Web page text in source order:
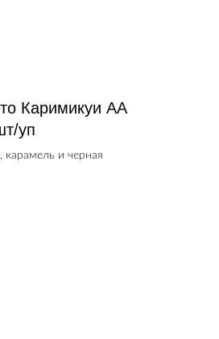
Каримикуи АА
уп
и черная